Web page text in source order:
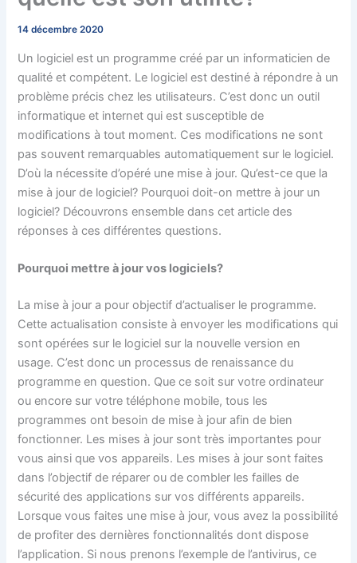
14 décembre 2020
Un logiciel est un programme créé par un informaticien de
qualité et compétent. Le logiciel est destiné à répondre à un
problème précis chez les utilisateurs. C’est donc un outil
informatique et internet qui est susceptible de
modifications à tout moment. Ces modifications ne sont
pas souvent remarquables automatiquement sur le logiciel.
D’où la nécessite d’opéré une mise à jour. Qu’est-ce que la
mise à jour de logiciel? Pourquoi doit-on mettre à jour un
logiciel? Découvrons ensemble dans cet article des
réponses à ces différentes questions.
Pourquoi mettre à jour vos logiciels?
La mise à jour a pour objectif d’actualiser le programme.
Cette actualisation consiste à envoyer les modifications qui
sont opérées sur le logiciel sur la nouvelle version en
usage. C’est donc un processus de renaissance du
programme en question. Que ce soit sur votre ordinateur
ou encore sur votre téléphone mobile, tous les
programmes ont besoin de mise à jour afin de bien
fonctionner. Les mises à jour sont très importantes pour
vous ainsi que vos appareils. Les mises à jour sont faites
dans l’objectif de réparer ou de combler les failles de
sécurité des applications sur vos différents appareils.
Lorsque vous faites une mise à jour, vous avez la possibilité
de profiter des dernières fonctionnalités dont dispose
l’application. Si nous prenons l’exemple de l’antivirus, ce